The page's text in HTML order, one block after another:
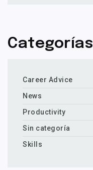
Categorías
Career Advice
News
Productivity
Sin categoría
Skills